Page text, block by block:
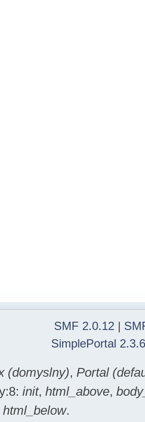
SMF 2.0.12 |
SimplePortal
(domyslny), Portal
init, html_above,
html_below.